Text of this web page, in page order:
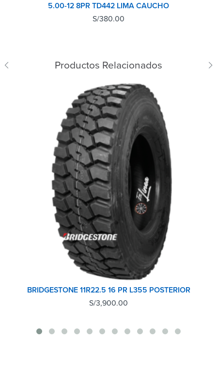
5.00-12 8PR TD442 LIMA CAUCHO
S/380.00
Productos Relacionados
BRIDGESTONE 11R22.5 16 PR L355 POSTERIOR
S/3,900.00